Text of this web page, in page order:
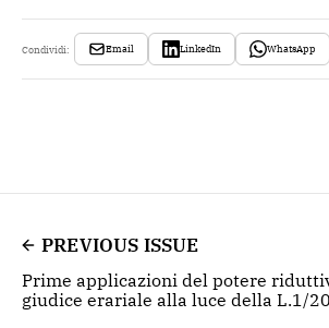
Condividi: Email LinkedIn WhatsApp
PREVIOUS ISSUE
Prime applicazioni del potere
giudice erariale alla luce della L.1/